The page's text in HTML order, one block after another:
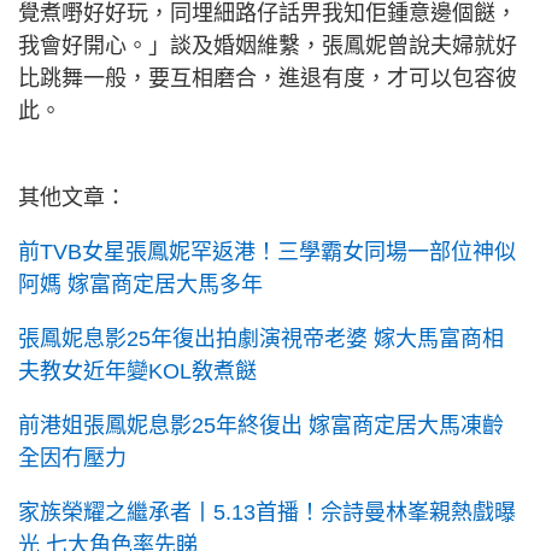
覺煮嘢好好玩，同埋細路仔話畀我知佢鍾意邊個餸，
我會好開心。」談及婚姻維繫，張鳳妮曾說夫婦就好
比跳舞一般，要互相磨合，進退有度，才可以包容彼
此。
其他文章：
前TVB女星張鳳妮罕返港！三學霸女同場一部位神似
阿媽 嫁富商定居大馬多年
張鳳妮息影25年復出拍劇演視帝老婆 嫁大馬富商相
夫教女近年變KOL敎煮餸
前港姐張鳳妮息影25年終復出 嫁富商定居大馬凍齡
全因冇壓力
家族榮耀之繼承者丨5.13首播！佘詩曼林峯親熱戲曝
光 七大角色率先睇